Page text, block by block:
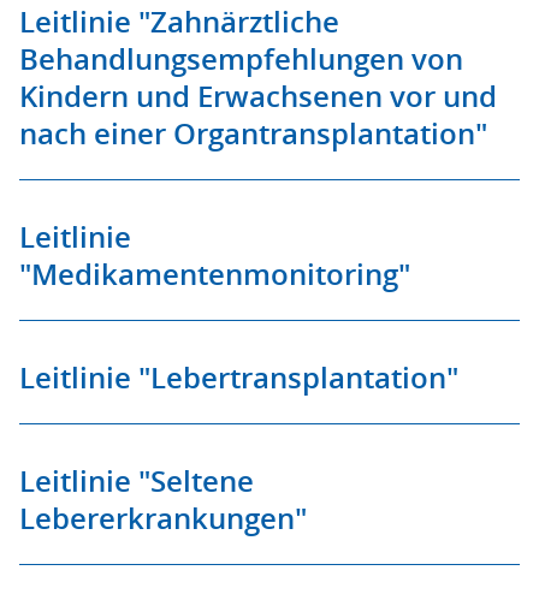
Leitlinie "Zahnärztliche
Behandlungsempfehlungen von
Kindern und Erwachsenen vor und
nach einer Organtransplantation"
Leitlinie
"Medikamentenmonitoring"
Leitlinie "Lebertransplantation"
Leitlinie "Seltene
Lebererkrankungen"